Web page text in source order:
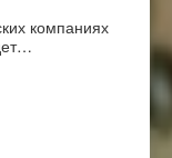
компаниях